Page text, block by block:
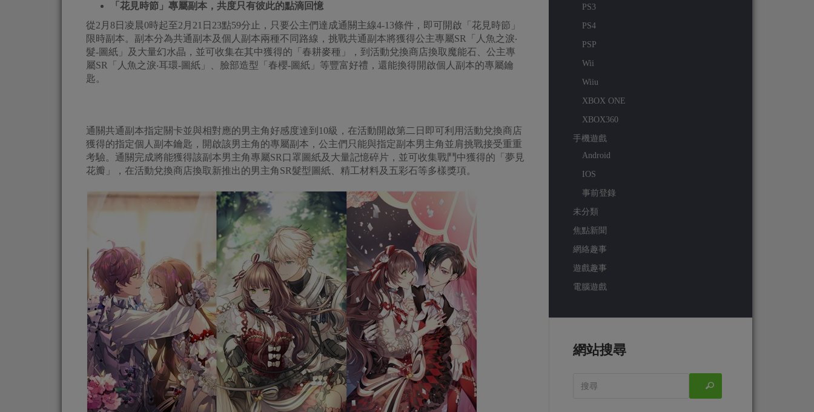
「花見時節」專屬副本，共度只有彼此的點滴回憶
從2月8日凌晨0時起至2月21日23點59分止，只要公主們達成通關主線4-13條件，即可開啟「花見時節」
限時副本。副本分為共通副本及個人副本兩種不同路線，挑戰共通副本將獲得公主專屬SR「人魚之淚‧
髮-圖紙」及大量幻水晶，並可收集在其中獲得的「春耕麥種」，到活動兌換商店換取魔能石、公主專
屬SR「人魚之淚‧耳環-圖紙」、臉部造型「春櫻-圖紙」等豐富好禮，還能換得開啟個人副本的專屬鑰
匙。
通關共通副本指定關卡並與相對應的男主角好感度達到10級，在活動開啟第二日即可利用活動兌換商店
獲得的指定個人副本鑰匙，開啟該男主角的專屬副本，公主們只能與指定副本男主角並肩挑戰接受重重
考驗。通關完成將能獲得該副本男主角專屬SR口罩圖紙及大量記憶碎片，並可收集戰鬥中獲得的「夢見
花瓣」，在活動兌換商店換取新推出的男主角SR髮型圖紙、精工材料及五彩石等多樣獎項。
PS3
PS4
PSP
Wii
Wiiu
XBOX ONE
XBOX360
手機遊戲
Android
IOS
事前登錄
未分類
焦點新聞
網絡趣事
遊戲趣事
電腦遊戲
網站搜尋